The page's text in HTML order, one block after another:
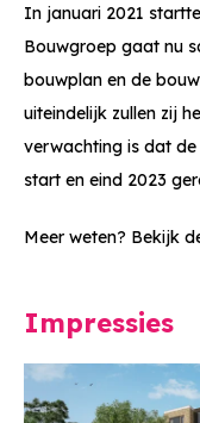
In januari 2021
Bouwgroep gaat nu
bouwplan en de
uiteindelijk zullen zij
verwachting is dat
start en eind 2023
Meer weten? Bekijk
Impressies